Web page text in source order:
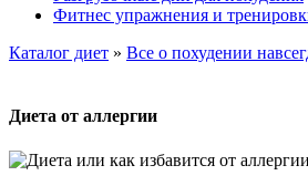
Фитнес упражнения и
Каталог диет » Все о похудении
Диета от аллергии